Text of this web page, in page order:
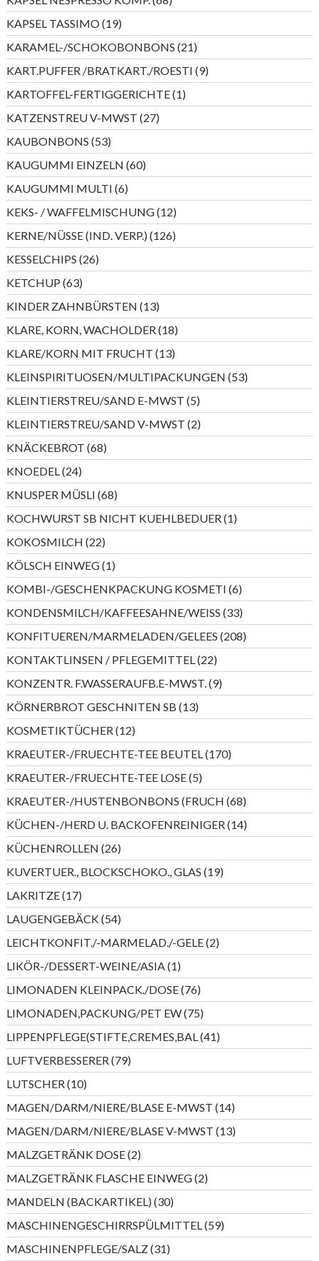
Produkte
KAPSEL TASSIMO 1919
Produkte
KARAMEL-/SCHOKOBONBONS 2121
Produkte
KART.PUFFER /BRATKART./ROESTI 99
Produkte
KARTOFFEL-FERTIGGERICHTE 11
Produkt
KATZENSTREU V-MWST 2727
Produkte
KAUBONBONS 5353
Produkte
KAUGUMMI EINZELN 6060
Produkte
KAUGUMMI MULTI 66
Produkte
KEKS- / WAFFELMISCHUNG 1212
Produkte
KERNE/NÜSSE (IND. VERP.) 126126
Produkte
KESSELCHIPS 2626
Produkte
KETCHUP 6363
Produkte
KINDER ZAHNBÜRSTEN 1313
Produkte
KLARE, KORN, WACHOLDER 1818
Produkte
KLARE/KORN MIT FRUCHT 1313
Produkte
KLEINSPIRITUOSEN/MULTIPACKUNGEN 5353
Produkte
KLEINTIERSTREU/SAND E-MWST 55
Produkte
KLEINTIERSTREU/SAND V-MWST 22
Produkte
KNÄCKEBROT 6868
Produkte
KNOEDEL 2424
Produkte
KNUSPER MÜSLI 6868
Produkte
KOCHWURST SB NICHT KUEHLBEDUER 11
Produkt
KOKOSMILCH 2222
Produkte
KÖLSCH EINWEG 11
Produkt
KOMBI-/GESCHENKPACKUNG KOSMETI 66
Produkte
KONDENSMILCH/KAFFEESAHNE/WEISS 3333
Produkte
KONFITUEREN/MARMELADEN/GELEES 208208
Produkte
KONTAKTLINSEN / PFLEGEMITTEL 2222
Produkte
KONZENTR. F.WASSERAUFB.E-MWST. 99
Produkte
KÖRNERBROT GESCHNITEN SB 1313
Produkte
KOSMETIKTÜCHER 1212
Produkte
KRAEUTER-/FRUECHTE-TEE BEUTEL 170170
Produkte
KRAEUTER-/FRUECHTE-TEE LOSE 55
Produkte
KRAEUTER-/HUSTENBONBONS (FRUCH 6868
Produkte
KÜCHEN-/HERD U. BACKOFENREINIGER 1414
Produkte
KÜCHENROLLEN 2626
Produkte
KUVERTUER., BLOCKSCHOKO., GLAS 1919
Produkte
LAKRITZE 1717
Produkte
LAUGENGEBÄCK 5454
Produkte
LEICHTKONFIT./-MARMELAD./-GELE 22
Produkte
LIKÖR-/DESSERT-WEINE/ASIA 11
Produkt
LIMONADEN KLEINPACK./DOSE 7676
Produkte
LIMONADEN,PACKUNG/PET EW 7575
Produkte
LIPPENPFLEGE(STIFTE,CREMES,BAL 4141
Produkte
LUFTVERBESSERER 7979
Produkte
LUTSCHER 1010
Produkte
MAGEN/DARM/NIERE/BLASE E-MWST 1414
Produkte
MAGEN/DARM/NIERE/BLASE V-MWST 1313
Produkte
MALZGETRÄNK DOSE 22
Produkte
MALZGETRÄNK FLASCHE EINWEG 22
Produkte
MANDELN (BACKARTIKEL) 3030
Produkte
MASCHINENGESCHIRRSPÜLMITTEL 5959
Produkte
MASCHINENPFLEGE/SALZ 3131